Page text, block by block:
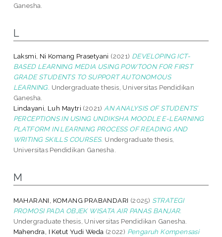
Ganesha.
L
Laksmi, Ni Komang Prasetyani (2021) DEVELOPING ICT-
BASED LEARNING MEDIA USING POWTOON FOR FIRST
GRADE STUDENTS TO SUPPORT AUTONOMOUS
LEARNING. Undergraduate thesis, Universitas Pendidikan
Ganesha.
Lindayani, Luh Maytri (2021) AN ANALYSIS OF STUDENTS’
PERCEPTIONS IN USING UNDIKSHA MOODLE E-LEARNING
PLATFORM IN LEARNING PROCESS OF READING AND
WRITING SKILLS COURSES. Undergraduate thesis,
Universitas Pendidikan Ganesha.
M
MAHARANI, KOMANG PRABANDARI (2025) STRATEGI
PROMOSI PADA OBJEK WISATA AIR PANAS BANJAR.
Undergraduate thesis, Universitas Pendidikan Ganesha.
Mahendra, I Ketut Yudi Weda (2022) Pengaruh Kompensasi